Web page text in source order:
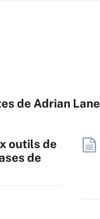
de Adrian Lane
outils de
de